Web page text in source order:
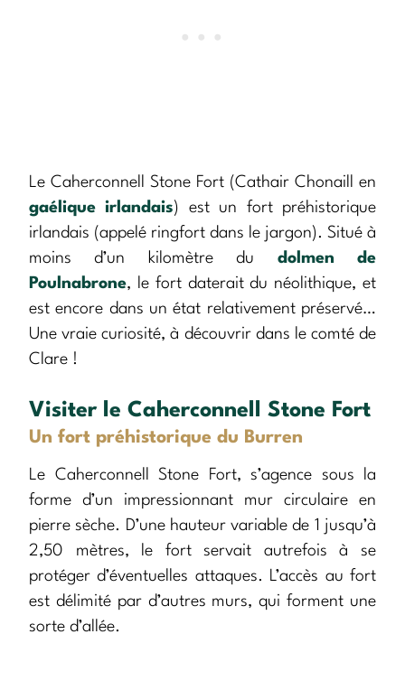
Le Caherconnell Stone Fort (Cathair Chonaill en
gaélique irlandais) est un fort préhistorique
irlandais (appelé ringfort dans le jargon). Situé à
moins d’un kilomètre du dolmen de
Poulnabrone, le fort daterait du néolithique, et
est encore dans un état relativement préservé…
Une vraie curiosité, à découvrir dans le comté de
Clare !
Visiter le Caherconnell Stone Fort
Un fort préhistorique du Burren
Le Caherconnell Stone Fort, s’agence sous la
forme d’un impressionnant mur circulaire en
pierre sèche. D’une hauteur variable de 1 jusqu’à
2,50 mètres, le fort servait autrefois à se
protéger d’éventuelles attaques. L’accès au fort
est délimité par d’autres murs, qui forment une
sorte d’allée.